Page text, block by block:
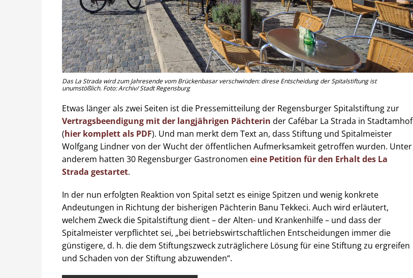
Das La Strada wird zum Jahresende vom Brückenbasar verschwinden: direse Entscheidung der Spitalstiftung ist
unumstößlich. Foto: Archiv/ Stadt Regensburg
Etwas länger als zwei Seiten ist die Pressemitteilung der Regensburger Spitalstiftung zur
Vertragsbeendigung mit der langjährigen Pächterin der Cafébar La Strada in Stadtamhof
(hier komplett als PDF). Und man merkt dem Text an, dass Stiftung und Spitalmeister
Wolfgang Lindner von der Wucht der öffentlichen Aufmerksamkeit getroffen wurden. Unter
anderem hatten 30 Regensburger Gastronomen eine Petition für den Erhalt des La
Strada gestartet.
In der nun erfolgten Reaktion von Spital setzt es einige Spitzen und wenig konkrete
Andeutungen in Richtung der bisherigen Pächterin Banu Tekkeci. Auch wird erläutert,
welchem Zweck die Spitalstiftung dient – der Alten- und Krankenhilfe – und dass der
Spitalmeister verpflichtet sei, „bei betriebswirtschaftlichen Entscheidungen immer die
günstigere, d. h. die dem Stiftungszweck zuträglichere Lösung für eine Stiftung zu ergreifen
und Schaden von der Stiftung abzuwenden“.